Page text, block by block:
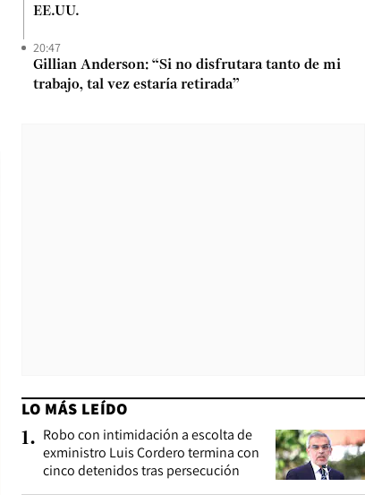
EE.UU.
20:47
Gillian Anderson: “Si no disfrutara tanto de mi
trabajo, tal vez estaría retirada”
LO MÁS LEÍDO
1. Robo con intimidación a escolta de
exministro Luis Cordero termina con
cinco detenidos tras persecución